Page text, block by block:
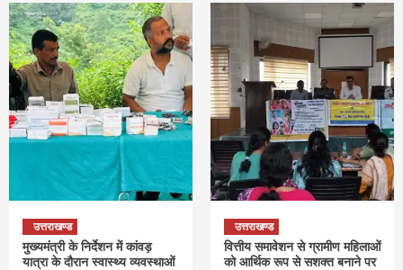
उत्तराखण्ड
मुख्यमंत्री के निर्देशन में कांवड़
यात्रा के दौरान स्वास्थ्य व्यवस्थाओं
उत्तराखण्ड
वित्तीय समावेशन से ग्रामीण महिलाओं
को आर्थिक रूप से सशक्त बनाने पर